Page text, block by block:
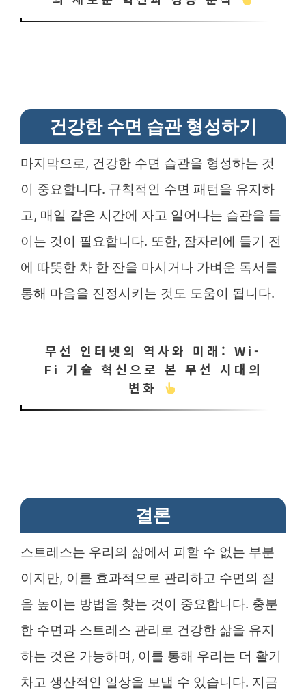
건강한 수면 습관 형성하기
마지막으로, 건강한 수면 습관을 형성하는 것
이 중요합니다. 규칙적인 수면 패턴을 유지하
고, 매일 같은 시간에 자고 일어나는 습관을 들
이는 것이 필요합니다. 또한, 잠자리에 들기 전
에 따뜻한 차 한 잔을 마시거나 가벼운 독서를
통해 마음을 진정시키는 것도 도움이 됩니다.
무선 인터넷의 역사와 미래: Wi-
Fi 기술 혁신으로 본 무선 시대의
변화
결론
스트레스는 우리의 삶에서 피할 수 없는 부분
이지만, 이를 효과적으로 관리하고 수면의 질
을 높이는 방법을 찾는 것이 중요합니다. 충분
한 수면과 스트레스 관리로 건강한 삶을 유지
하는 것은 가능하며, 이를 통해 우리는 더 활기
차고 생산적인 일상을 보낼 수 있습니다. 지금